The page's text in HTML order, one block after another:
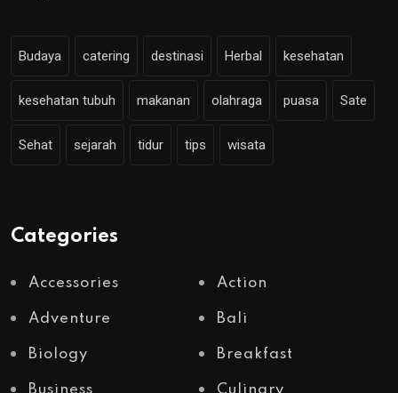
Budaya catering destinasi Herbal kesehatan
kesehatan tubuh makanan olahraga puasa Sate
Sehat sejarah tidur tips wisata
Categories
Accessories Action
Adventure Bali
Biology Breakfast
Business Culinary